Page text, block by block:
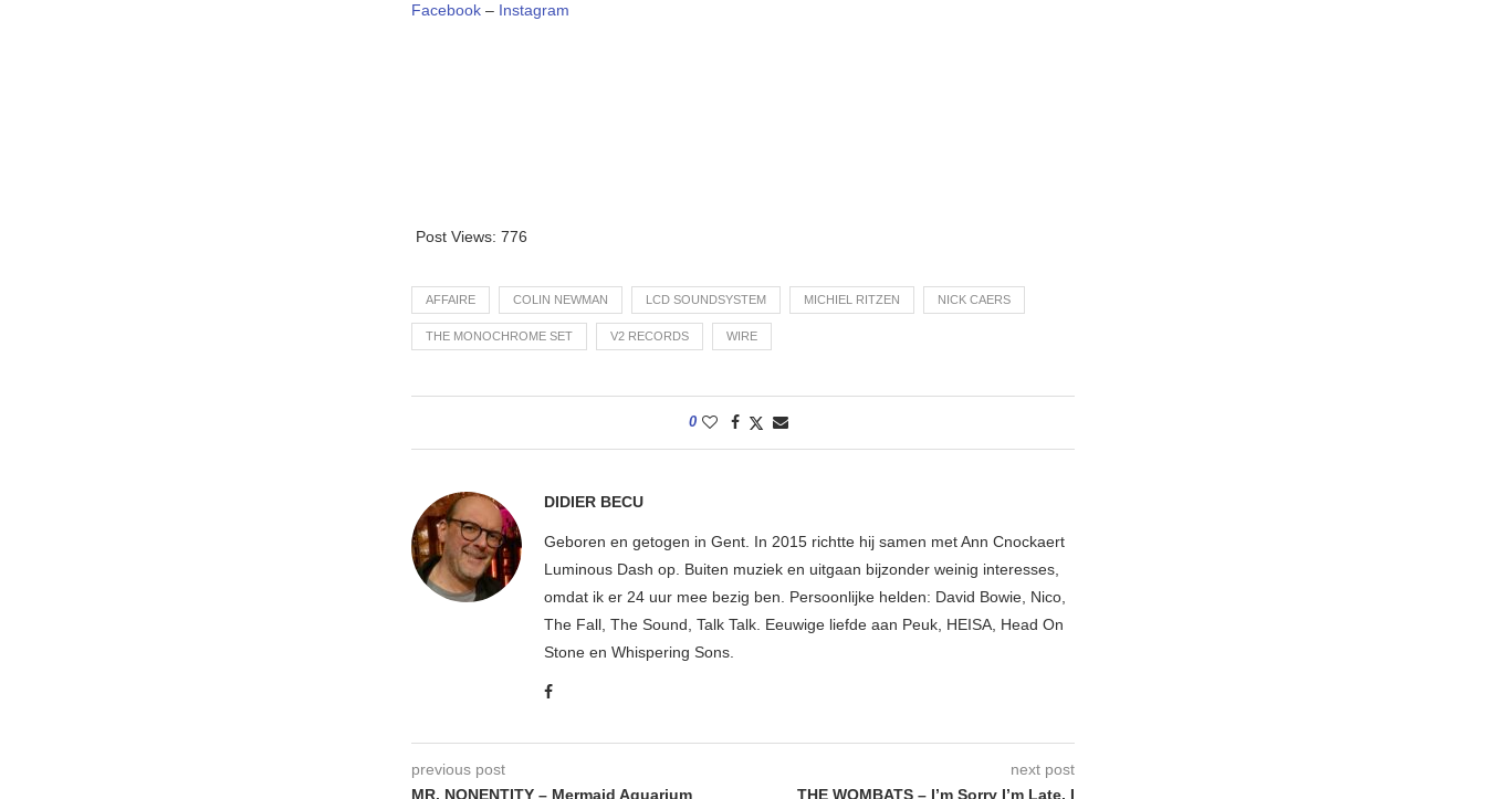
Facebook – Instagram
Post Views: 776
AFFAIRE COLIN NEWMAN LCD SOUNDSYSTEM MICHIEL RITZEN NICK CAERS
THE MONOCHROME SET V2 RECORDS WIRE
0
DIDIER BECU
Geboren en getogen in Gent. In 2015 richtte hij samen met Ann Cnockaert
Luminous Dash op. Buiten muziek en uitgaan bijzonder weinig interesses,
omdat ik er 24 uur mee bezig ben. Persoonlijke helden: David Bowie, Nico,
The Fall, The Sound, Talk Talk. Eeuwige liefde aan Peuk, HEISA, Head On
Stone en Whispering Sons.
previous post
MR. NONENTITY – Mermaid Aquarium
next post
THE WOMBATS – I’m Sorry I’m Late, I